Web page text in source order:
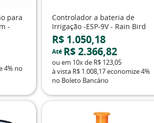
para
-
4% no
Controlador a bateria de
Irrigação -ESP-9V - Rain Bird
R$ 1.050,18
Até R$ 2.366,82
ou em 10xde R$ 123,05
à vista R$ 1.008,17economize4%
no Boleto Bancário